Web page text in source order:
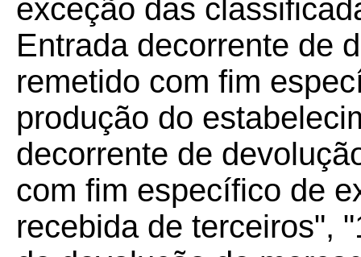
exceção das
Entrada decorrente de
remetido com fim
produção do
decorrente de
com fim específico de
recebida de terceiros",